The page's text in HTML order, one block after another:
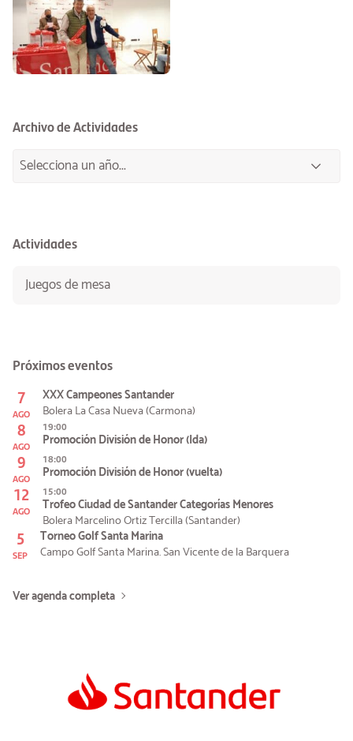
Archivo de Actividades
Actividades
Juegos de mesa
Próximos eventos
7
AGO
XXX Campeones Santander
Bolera La Casa Nueva (Carmona)
8
AGO
19:00
Promoción División de Honor (Ida)
9
AGO
18:00
Promoción División de Honor (vuelta)
12
AGO
15:00
Trofeo Ciudad de Santander Categorías Menores
Bolera Marcelino Ortiz Tercilla (Santander)
5
SEP
Torneo Golf Santa Marina
Campo Golf Santa Marina. San Vicente de la Barquera
Ver agenda completa